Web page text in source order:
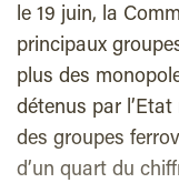
le 19 juin, la
principaux
plus des
détenus par
des groupes
d’un quart du